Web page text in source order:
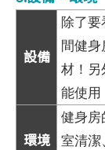
設備
除了
間健
材！另
能使用
環境
健身房
室清潔